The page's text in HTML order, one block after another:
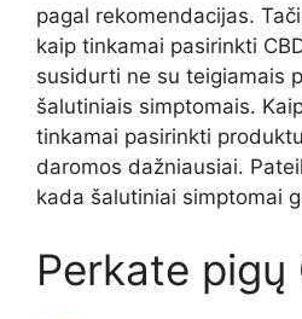
pagal rekomendacijas.
kaip tinkamai pasirinkti
susidurti ne su teigiamais
šalutiniais simptomais.
tinkamai pasirinkti
daromos dažniausiai.
kada šalutiniai simptomai
Perkate pigų